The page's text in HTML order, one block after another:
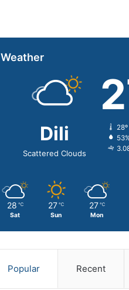
Weather
Dili
Scattered Clouds
28 ℃
Sat
27 ℃
Sun
27 ℃
Mon
Popular Recent